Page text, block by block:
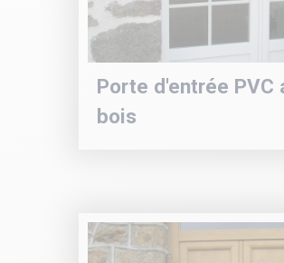
Porte d'entrée PVC
bois